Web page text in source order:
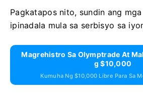
Pagkatapos nito, sundin ang
ipinadala mula sa serbisyo sa
Magrehistro Sa Olymptrade At
G $10,000
Kumuha Ng $10,000 Libre Para Sa